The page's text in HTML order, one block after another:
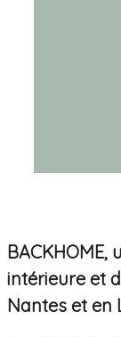
intérieure et
Nantes et en